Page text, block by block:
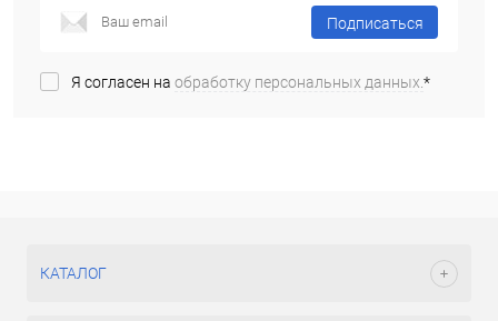
Подписаться
Я согласен на обработку персональных данных.*
КАТАЛОГ